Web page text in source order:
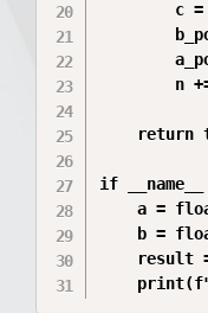
c
n
return
if
a =
b =
result